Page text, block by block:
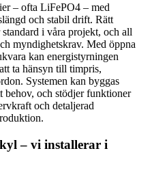
– ofta LiFePO4 – med
och stabil drift. Rätt
i våra projekt, och all
myndighetskrav. Med öppna
kan energistyrningen
ta hänsyn till timpris,
Systemen kan byggas
behov, och stödjer funktioner
och detaljerad
– vi installerar i